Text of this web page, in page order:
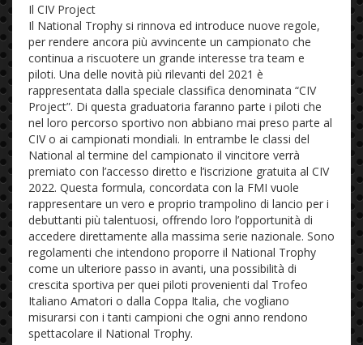
Il CIV Project
Il National Trophy si rinnova ed introduce nuove regole,
per rendere ancora più avvincente un campionato che
continua a riscuotere un grande interesse tra team e
piloti. Una delle novità più rilevanti del 2021 è
rappresentata dalla speciale classifica denominata “CIV
Project”. Di questa graduatoria faranno parte i piloti che
nel loro percorso sportivo non abbiano mai preso parte al
CIV o ai campionati mondiali. In entrambe le classi del
National al termine del campionato il vincitore verrà
premiato con l’accesso diretto e l’iscrizione gratuita al CIV
2022. Questa formula, concordata con la FMI vuole
rappresentare un vero e proprio trampolino di lancio per i
debuttanti più talentuosi, offrendo loro l’opportunità di
accedere direttamente alla massima serie nazionale. Sono
regolamenti che intendono proporre il National Trophy
come un ulteriore passo in avanti, una possibilità di
crescita sportiva per quei piloti provenienti dal Trofeo
Italiano Amatori o dalla Coppa Italia, che vogliano
misurarsi con i tanti campioni che ogni anno rendono
spettacolare il National Trophy.